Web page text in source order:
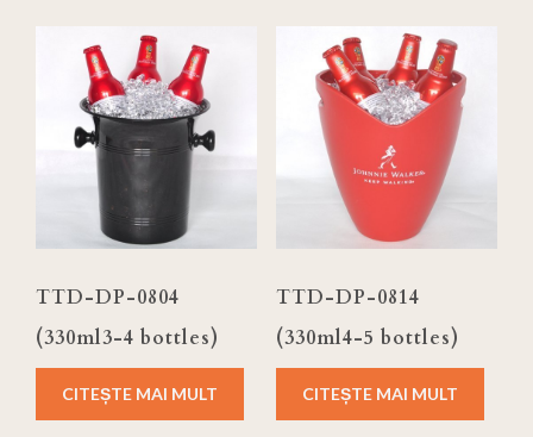
TTD-DP-0804
(330ml3-4 bottles)
CITEȘTE MAI MULT
TTD-DP-0814
(330ml4-5 bottles)
CITEȘTE MAI MULT